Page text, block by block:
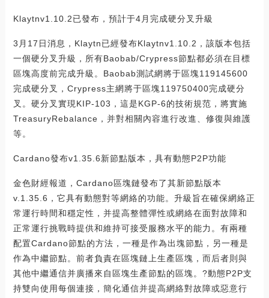
Klaytnv1.10.2已發布，預計于4月完成硬分叉升級
3月17日消息，Klaytn已經發布Klaytnv1.10.2，該版本包括
一個硬分叉升級，所有Baobab/Crypress節點都必須在目標
區塊高度前完成升級。Baobab測試網將于區塊119145600
完成硬分叉，Crypress主網將于區塊119750400完成硬分
叉。硬分叉實現KIP-103，這是KGP-6的技術規范，將實施
TreasuryRebalance，并對相關內容進行改進、修復與維護
等。
Cardano發布v1.35.6新節點版本，具有動態P2P功能
金色財經報道，Cardano區塊鏈發布了其新節點版本
v.1.35.6，它具有動態對等網絡的功能。升級旨在確保網絡正
常運行時間和穩定性，并提高整體彈性或網絡在面對故障和
正常運行挑戰時提供和維持可接受服務水平的能力。有兩種
配置Cardano節點的方法，一種是作為出塊節點，另一種是
作為中繼節點。前者負責在區塊鏈上生產區塊，而后者則與
其他中繼通信并廣播來自區塊生產節點的區塊。?動態P2P支
持雙向使用每個連接，簡化通信并提高網絡對故障或惡意行